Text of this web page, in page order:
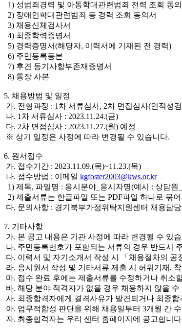
1) 성범죄경력 및 아동학대관련범죄 전력 조회 동
2) 장애인학대관련범죄 등 경력 조회 동의서
3) 채용신체검사서
4) 최종학력증명서
5) 경력증명서(해당자, 이력서에 기재된 전 경력)
6) 주민등록등본
7) 후견 등기사항부존재증명서
8) 통장 사본
5. 채용방법 및 일정
가. 전형과정 : 1차 서류심사, 2차 면접심사(인적성
나. 1차 서류심사 : 2023.11.24.(금)
다. 2차 면접심사 : 2023.11.27.(월) 예정
※ 상기 일정은 사정에 따라 변경될 수 있습니다.
6. 원서접수
가. 접수기간 : 2023.11.09.(목)~11.23.(목)
나. 접수방법 : 이메일 kgfoster2003@kws.or.kr
1) 제목, 파일명 : 응시분야_응시자명(예시 : 상담원
2) 제출서류는 한글파일 또는 PDF파일 하나로 묶
다. 문의사항 : 경기북부가정위탁지원센터 채용담
7. 기타사항
가. 본 공고 내용은 기관 사정에 따라 변경될 수 있
나. 주민등록번호가 포함되는 서류의 경우 반드시
다. 이력서 및 자기소개서 작성 시 「채용절차의
라. 응시원서 작성 및 기타서류 제출 시 허위기재,
마. 접수 완료 후에는 제출서류를 수정하거나 취소
바. 해당 분야 적격자가 없을 경우 채용하지 않을
사. 최종합격자에게 결격사유가 발견되거나 최종
아. 업무적합성 판단을 위해 채용일부터 3개월 간
자. 최종합격자는 우리 센터 홈페이지에 공고합니